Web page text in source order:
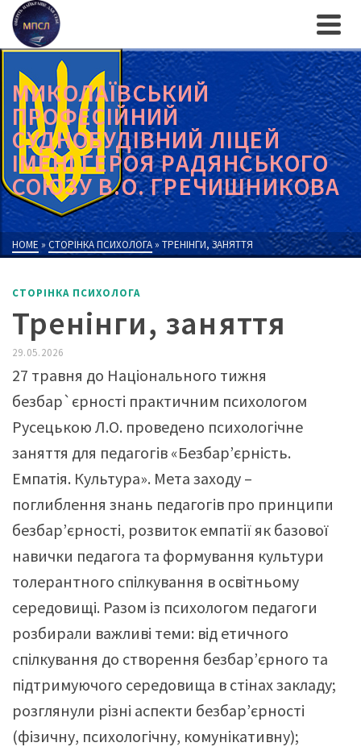
МИКОЛАЇВСЬКИЙ
ПРОФЕСІЙНИЙ
СУДНОБУДІВНИЙ ЛІЦЕЙ
ІМЕНІ ГЕРОЯ РАДЯНСЬКОГО
СОЮЗУ В.О. ГРЕЧИШНИКОВА
HOME » СТОРІНКА ПСИХОЛОГА » ТРЕНІНГИ, ЗАНЯТТЯ
СТОРІНКА ПСИХОЛОГА
Тренінги, заняття
29.05.2026
27 травня до Національного тижня
безбар`єрності практичним психологом
Русецькою Л.О. проведено психологічне
заняття для педагогів «Безбарʼєрність.
Емпатія. Культура». Мета заходу –
поглиблення знань педагогів про принципи
безбарʼєрності, розвиток емпатії як базової
навички педагога та формування культури
толерантного спілкування в освітньому
середовищі. Разом із психологом педагоги
розбирали важливі теми: від етичного
спілкування до створення безбарʼєрного та
підтримуючого середовища в стінах закладу;
розглянули різні аспекти безбарʼєрності
(фізичну, психологічну, комунікативну);